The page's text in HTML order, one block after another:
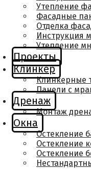
Утепление
Фасадные
Отделка
Инструкция
Утепление
Проекты
Клинкер
Клинкерные
Панели с
Дренаж
Монтаж
Окна
Остекление
Остекление
Остекление